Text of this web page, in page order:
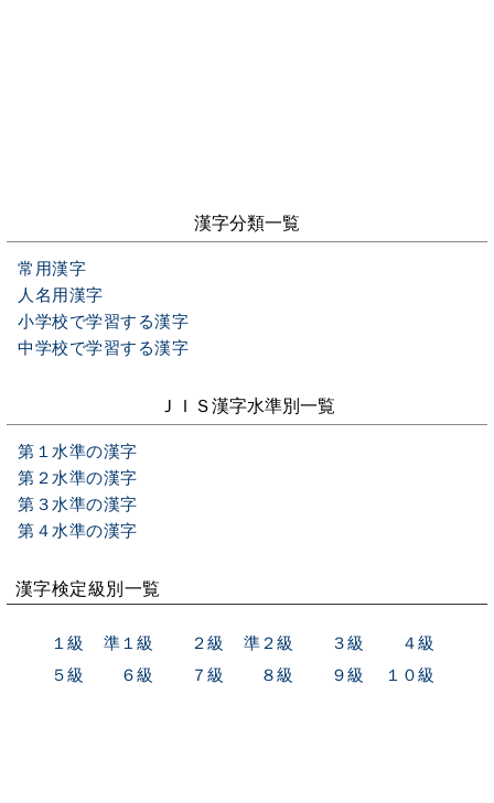
漢字分類一覧
常用漢字
人名用漢字
小学校で学習する漢字
中学校で学習する漢字
ＪＩＳ漢字水準別一覧
第１水準の漢字
第２水準の漢字
第３水準の漢字
第４水準の漢字
漢字検定級別一覧
１級 準１級 ２級 準２級 ３級
４級
５級
６級 ７級 ８級 ９級 １０級